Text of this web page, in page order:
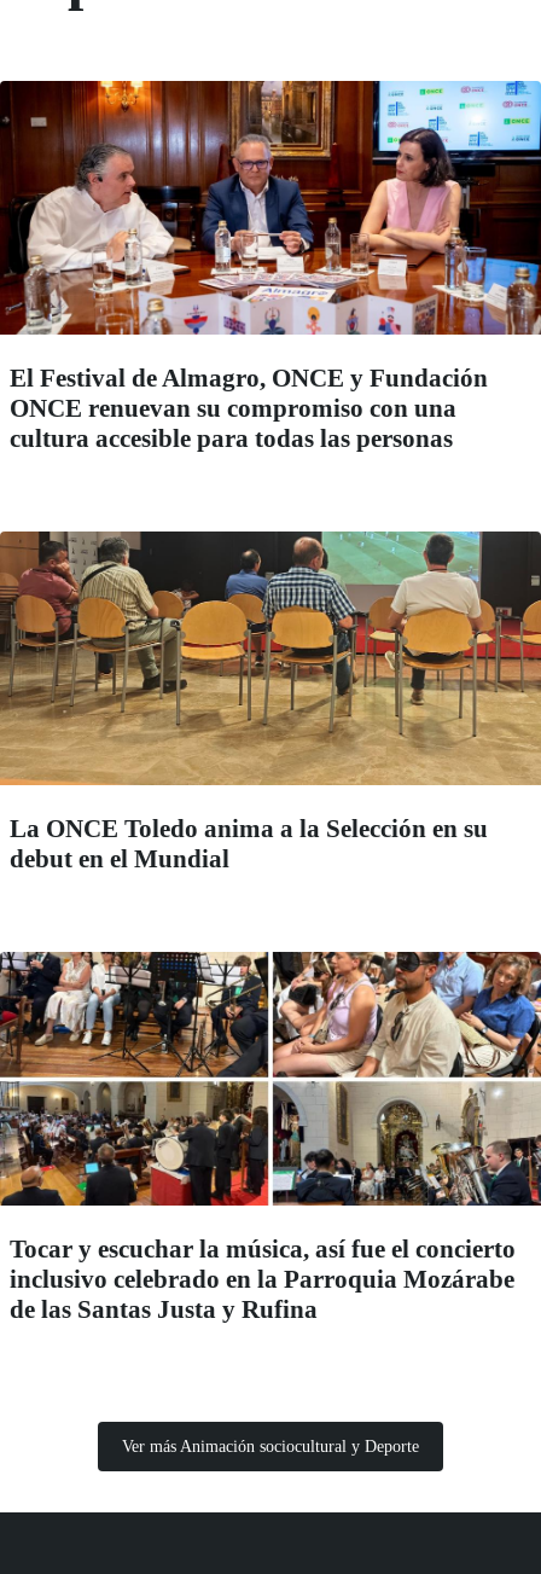
El Festival de Almagro, ONCE y Fundación
ONCE renuevan su compromiso con una
cultura accesible para todas las personas
La ONCE Toledo anima a la Selección en su
debut en el Mundial
Tocar y escuchar la música, así fue el concierto
inclusivo celebrado en la Parroquia Mozárabe
de las Santas Justa y Rufina
Ver más Animación sociocultural y Deporte